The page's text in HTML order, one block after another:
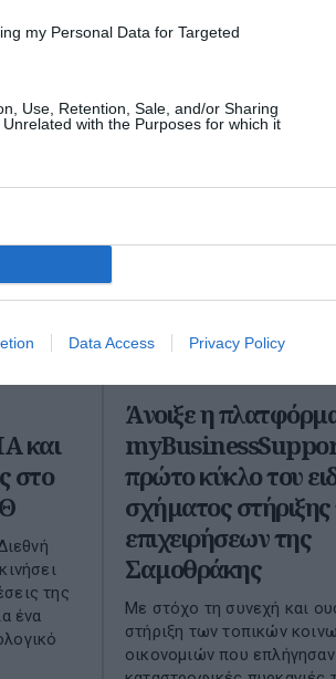
my Personal Data for Targeted
Use, Retention, Sale, and/or Sharing
with the Purposes for which it
Data Access Privacy Policy
και
στο
της
ένα
Άνοιξε η
πρώτο κύκλο του
σχήματος
επιχειρήσεων της
Σαμοθράκης
Με στόχο τη συνεχή και
στήριξη των τοπικών
οικονομιών που